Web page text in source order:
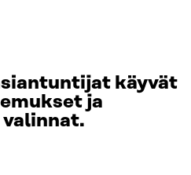
käyvät
ja